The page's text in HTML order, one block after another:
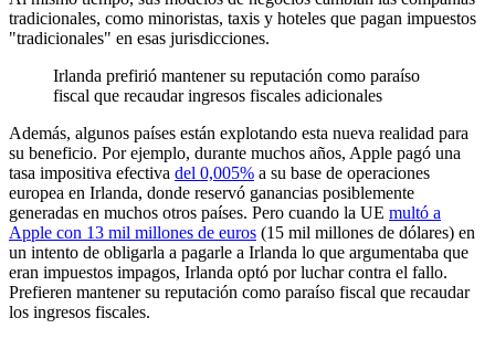
tradicionales, como minoristas, taxis y hoteles que pagan impuestos
"tradicionales" en esas jurisdicciones.
Irlanda prefirió mantener su reputación como paraíso
fiscal que recaudar ingresos fiscales adicionales
Además, algunos países están explotando esta nueva realidad para
su beneficio. Por ejemplo, durante muchos años, Apple pagó una
tasa impositiva efectiva del 0,005% a su base de operaciones
europea en Irlanda, donde reservó ganancias posiblemente
generadas en muchos otros países. Pero cuando la UE multó a
Apple con 13 mil millones de euros (15 mil millones de dólares) en
un intento de obligarla a pagarle a Irlanda lo que argumentaba que
eran impuestos impagos, Irlanda optó por luchar contra el fallo.
Prefieren mantener su reputación como paraíso fiscal que recaudar
los ingresos fiscales.